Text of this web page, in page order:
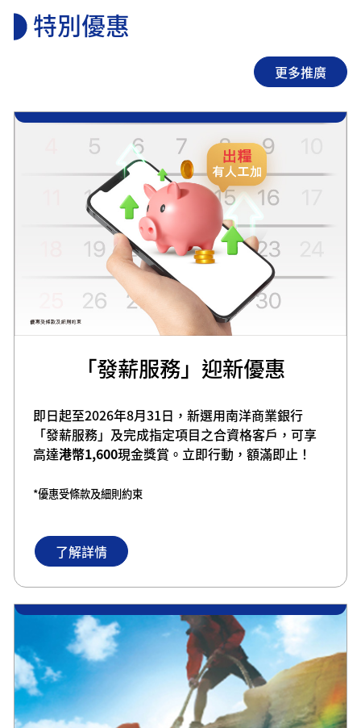
特別優惠
更多推廣
「發薪服務」迎新優惠
即日起至2026年8月31日，新選用南洋商業銀行
「發薪服務」及完成指定項目之合資格客戶，可享
高達港幣1,600現金獎賞。立即行動，額滿即止！
*優惠受條款及細則約束
了解詳情